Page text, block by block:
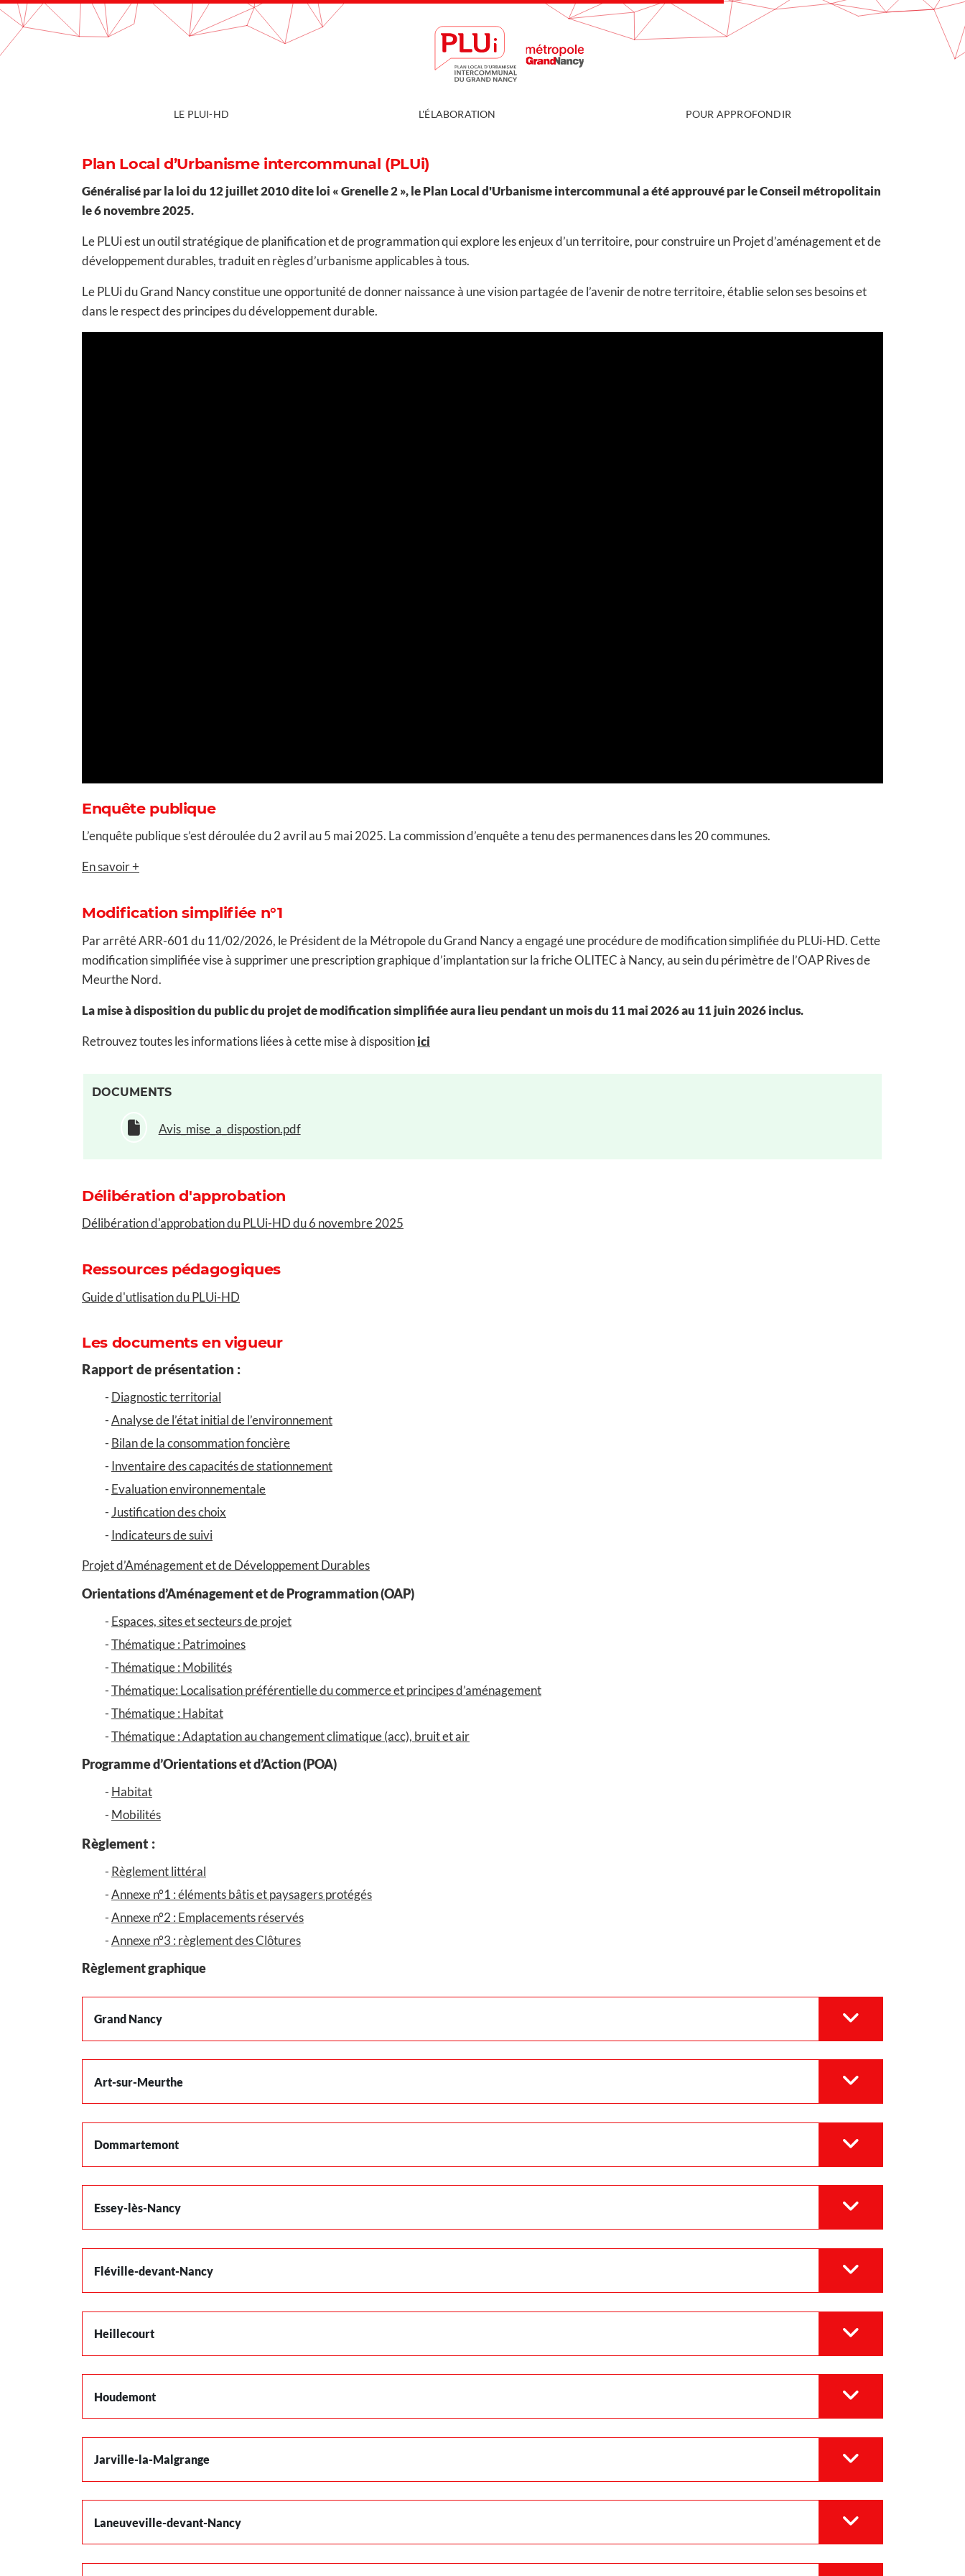
Gestion de vos préférences sur les cookies
LE PLUI-HD L'ÉLABORATION POUR APPROFONDIR
Plan Local d’Urbanisme intercommunal (PLUi)
Généralisé par la loi du 12 juillet 2010 dite loi « Grenelle 2 », le Plan Local d'Urbanisme intercommunal a été approuvé par le Conseil métropolitain
le 6 novembre 2025.
Le PLUi est un outil stratégique de planification et de programmation qui explore les enjeux d’un territoire, pour construire un Projet d’aménagement et de
développement durables, traduit en règles d’urbanisme applicables à tous.
Le PLUi du Grand Nancy constitue une opportunité de donner naissance à une vision partagée de l’avenir de notre territoire, établie selon ses besoins et
dans le respect des principes du développement durable.
Enquête publique
L’enquête publique s’est déroulée du 2 avril au 5 mai 2025. La commission d’enquête a tenu des permanences dans les 20 communes.
En savoir +
Modification simplifiée n°1
Par arrêté ARR-601 du 11/02/2026, le Président de la Métropole du Grand Nancy a engagé une procédure de modification simplifiée du PLUi-HD. Cette
modification simplifiée vise à supprimer une prescription graphique d’implantation sur la friche OLITEC à Nancy, au sein du périmètre de l’OAP Rives de
Meurthe Nord.
La mise à disposition du public du projet de modification simplifiée aura lieu pendant un mois du 11 mai 2026 au 11 juin 2026 inclus.
Retrouvez toutes les informations liées à cette mise à dispositionici
DOCUMENTS
Avis_mise_a_dispostion.pdf
Délibération d'approbation
Délibération d'approbation du PLUi-HD du 6 novembre 2025
Ressources pédagogiques
Guide d'utlisation du PLUi-HD
Les documents en vigueur
Rapport de présentation :
Diagnostic territorial
Analyse de l’état initial de l’environnement
Bilan de la consommation foncière
Inventaire des capacités de stationnement
Evaluation environnementale
Justification des choix
Indicateurs de suivi
Projet d’Aménagement et de Développement Durables
Orientations d’Aménagement et de Programmation (OAP)
Espaces, sites et secteurs de projet
Thématique : Patrimoines
Thématique : Mobilités
Thématique: Localisation préférentielle du commerce et principes d’aménagement
Thématique : Habitat
Thématique : Adaptation au changement climatique (acc), bruit et air
Programme d’Orientations et d’Action (POA)
Habitat
Mobilités
Règlement :
Règlement littéral
Annexe n°1 : éléments bâtis et paysagers protégés
Annexe n°2 : Emplacements réservés
Annexe n°3 : règlement des Clôtures
Règlement graphique
Grand Nancy
Art-sur-Meurthe
Dommartemont
Essey-lès-Nancy
Fléville-devant-Nancy
Heillecourt
Houdemont
Jarville-la-Malgrange
Laneuveville-devant-Nancy